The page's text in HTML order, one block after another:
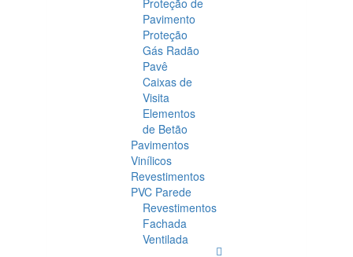
Proteção de
Pavimento
Proteção
Gás Radão
Pavê
Caixas de
Visita
Elementos
de Betão
Pavimentos
Vinílicos
Revestimentos
PVC Parede
Revestimentos
Fachada
Ventilada